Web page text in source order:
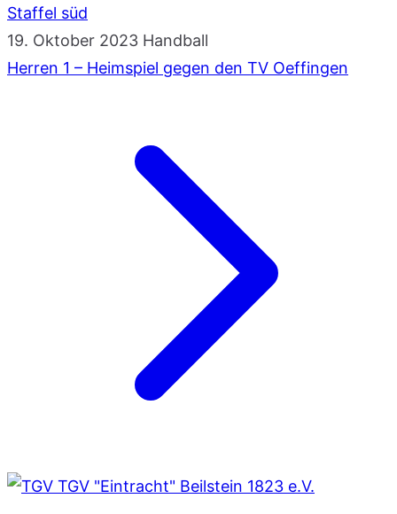
Staffel süd
19. Oktober 2023 Handball
Herren 1 – Heimspiel gegen den TV Oeffingen
TGV "Eintracht" Beilstein 1823 e.V.